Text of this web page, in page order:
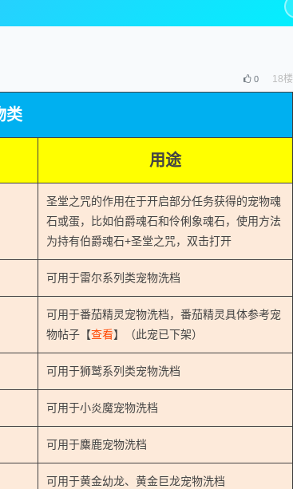
0 18楼
类
用途
圣堂之咒的作用在于开启部分任务获得的宠物魂
石或蛋，比如伯爵魂石和伶俐象魂石，使用方法
为持有伯爵魂石+圣堂之咒，双击打开
可用于雷尔系列类宠物洗档
可用于番茄精灵宠物洗档，番茄精灵具体参考宠
物帖子【查看】（此宠已下架）
可用于狮鹫系列类宠物洗档
可用于小炎魔宠物洗档
可用于麋鹿宠物洗档
可用于黄金幼龙、黄金巨龙宠物洗档